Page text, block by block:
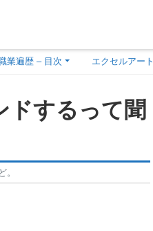
業遍歴 – 目次 エクセルアート
ドするって聞
。